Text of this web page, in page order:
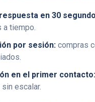
en 30
tiempo.
por sesión: compras
en el primer contacto:
escalar.